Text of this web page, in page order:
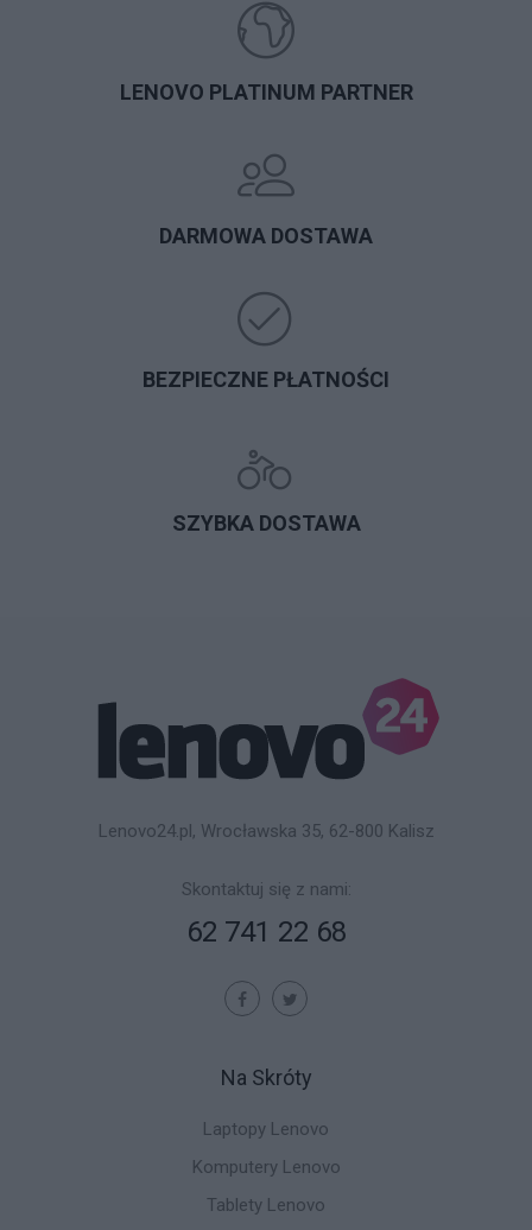
LENOVO PLATINUM PARTNER
DARMOWA DOSTAWA
BEZPIECZNE PŁATNOŚCI
SZYBKA DOSTAWA
Lenovo24.pl, Wrocławska 35, 62-800 Kalisz
Skontaktuj się z nami:
62 741 22 68
Na Skróty
Laptopy Lenovo
Komputery Lenovo
Tablety Lenovo